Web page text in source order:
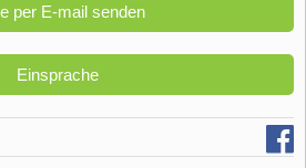
per E-mail senden
Einsprache